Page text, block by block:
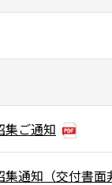
集ご通知
通知（交付書面